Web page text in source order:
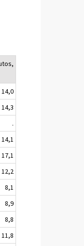
14,0
14,3
.
14,1
17,1
12,2
8,1
8,9
8,8
11,8